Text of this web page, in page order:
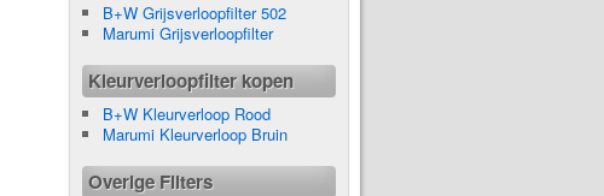
B+W Grijsverloopfilter 502
Marumi Grijsverloopfilter
Kleurverloopfilter kopen
B+W Kleurverloop Rood
Marumi Kleurverloop Bruin
Overige Filters